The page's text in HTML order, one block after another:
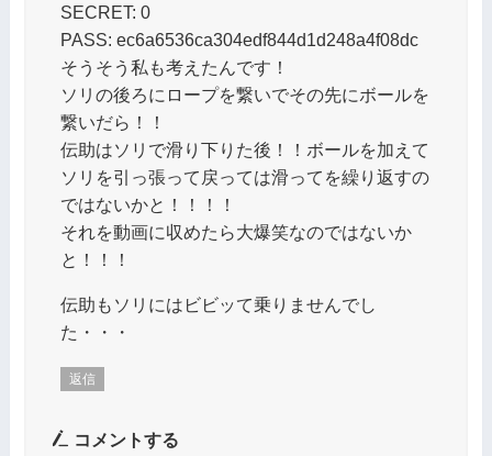
SECRET: 0
PASS: ec6a6536ca304edf844d1d248a4f08dc
そうそう私も考えたんです！
ソリの後ろにロープを繋いでその先にボールを
繋いだら！！
伝助はソリで滑り下りた後！！ボールを加えて
ソリを引っ張って戻っては滑ってを繰り返すの
ではないかと！！！！
それを動画に収めたら大爆笑なのではないか
と！！！
伝助もソリにはビビッて乗りませんでし
た・・・
返信
コメントする